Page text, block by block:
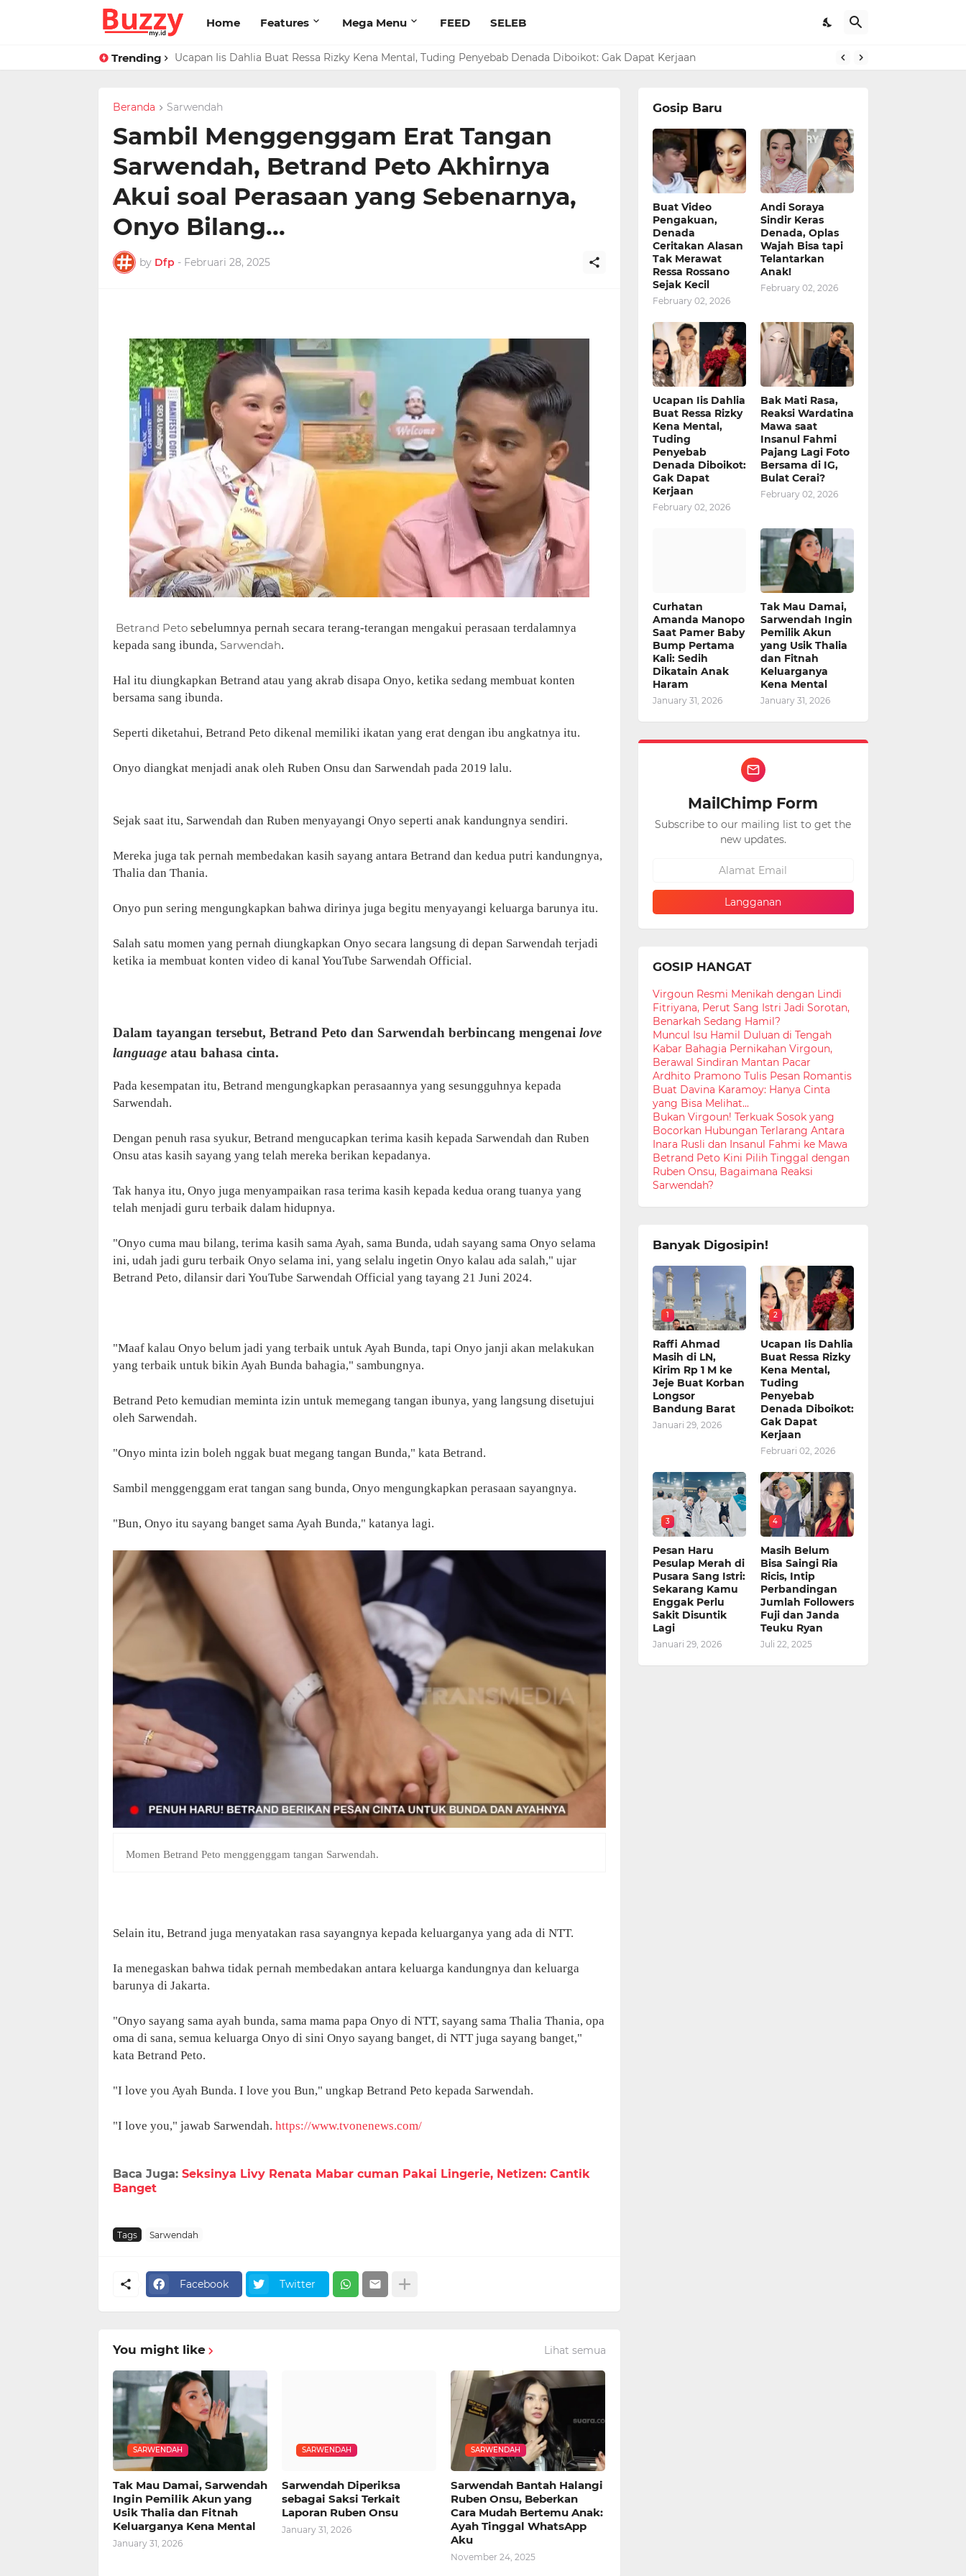
Home Features Mega Menu FEED SELEB
Trending Ucapan Iis Dahlia Buat Ressa Rizky Kena Mental, Tuding Penyebab Denada Diboikot: Gak Dapat Kerjaan
Raffi Ahmad Masih di LN, Kirim Rp 1 M ke Jeje Buat Korban Longsor Bandung Barat
Beranda Sarwendah
Sambil Menggenggam Erat Tangan
Sarwendah, Betrand Peto Akhirnya
Akui soal Perasaan yang Sebenarnya,
Onyo Bilang...
by Dfp - Februari 28, 2025
Betrand Peto sebelumnya pernah secara terang-terangan mengakui perasaan terdalamnya
kepada sang ibunda, Sarwendah.
Hal itu diungkapkan Betrand atau yang akrab disapa Onyo, ketika sedang membuat konten
bersama sang ibunda.
Seperti diketahui, Betrand Peto dikenal memiliki ikatan yang erat dengan ibu angkatnya itu.
Onyo diangkat menjadi anak oleh Ruben Onsu dan Sarwendah pada 2019 lalu.
Sejak saat itu, Sarwendah dan Ruben menyayangi Onyo seperti anak kandungnya sendiri.
Mereka juga tak pernah membedakan kasih sayang antara Betrand dan kedua putri kandungnya,
Thalia dan Thania.
Onyo pun sering mengungkapkan bahwa dirinya juga begitu menyayangi keluarga barunya itu.
Salah satu momen yang pernah diungkapkan Onyo secara langsung di depan Sarwendah terjadi
ketika ia membuat konten video di kanal YouTube Sarwendah Official.
Dalam tayangan tersebut, Betrand Peto dan Sarwendah berbincang mengenai love
language atau bahasa cinta.
Pada kesempatan itu, Betrand mengungkapkan perasaannya yang sesungguhnya kepada
Sarwendah.
Dengan penuh rasa syukur, Betrand mengucapkan terima kasih kepada Sarwendah dan Ruben
Onsu atas kasih sayang yang telah mereka berikan kepadanya.
Tak hanya itu, Onyo juga menyampaikan rasa terima kasih kepada kedua orang tuanya yang
telah menjadi guru terbaik dalam hidupnya.
"Onyo cuma mau bilang, terima kasih sama Ayah, sama Bunda, udah sayang sama Onyo selama
ini, udah jadi guru terbaik Onyo selama ini, yang selalu ingetin Onyo kalau ada salah," ujar
Betrand Peto, dilansir dari YouTube Sarwendah Official yang tayang 21 Juni 2024.
"Maaf kalau Onyo belum jadi yang terbaik untuk Ayah Bunda, tapi Onyo janji akan melakukan
yang terbaik untuk bikin Ayah Bunda bahagia," sambungnya.
Betrand Peto kemudian meminta izin untuk memegang tangan ibunya, yang langsung disetujui
oleh Sarwendah.
"Onyo minta izin boleh nggak buat megang tangan Bunda," kata Betrand.
Sambil menggenggam erat tangan sang bunda, Onyo mengungkapkan perasaan sayangnya.
"Bun, Onyo itu sayang banget sama Ayah Bunda," katanya lagi.
Momen Betrand Peto menggenggam tangan Sarwendah.
Selain itu, Betrand juga menyatakan rasa sayangnya kepada keluarganya yang ada di NTT.
Ia menegaskan bahwa tidak pernah membedakan antara keluarga kandungnya dan keluarga
barunya di Jakarta.
"Onyo sayang sama ayah bunda, sama mama papa Onyo di NTT, sayang sama Thalia Thania, opa
oma di sana, semua keluarga Onyo di sini Onyo sayang banget, di NTT juga sayang banget,"
kata Betrand Peto.
"I love you Ayah Bunda. I love you Bun," ungkap Betrand Peto kepada Sarwendah.
"I love you," jawab Sarwendah. https://www.tvonenews.com/
Baca Juga: Seksinya Livy Renata Mabar cuman Pakai Lingerie, Netizen: Cantik
Banget
Tags Sarwendah
Facebook Twitter
You might like Lihat semua
SARWENDAH
Tak Mau Damai, Sarwendah
Ingin Pemilik Akun yang
Usik Thalia dan Fitnah
Keluarganya Kena Mental
January 31, 2026
SARWENDAH
Sarwendah Diperiksa
sebagai Saksi Terkait
Laporan Ruben Onsu
January 31, 2026
SARWENDAH
Sarwendah Bantah Halangi
Ruben Onsu, Beberkan
Cara Mudah Bertemu Anak:
Ayah Tinggal WhatsApp
Aku
November 24, 2025
Gosip Baru
Buat Video
Pengakuan,
Denada
Ceritakan Alasan
Tak Merawat
Ressa Rossano
Sejak Kecil
February 02, 2026
Andi Soraya
Sindir Keras
Denada, Oplas
Wajah Bisa tapi
Telantarkan
Anak!
February 02, 2026
Ucapan Iis Dahlia
Buat Ressa Rizky
Kena Mental,
Tuding
Penyebab
Denada Diboikot:
Gak Dapat
Kerjaan
February 02, 2026
Bak Mati Rasa,
Reaksi Wardatina
Mawa saat
Insanul Fahmi
Pajang Lagi Foto
Bersama di IG,
Bulat Cerai?
February 02, 2026
Curhatan
Amanda Manopo
Saat Pamer Baby
Bump Pertama
Kali: Sedih
Dikatain Anak
Haram
January 31, 2026
Tak Mau Damai,
Sarwendah Ingin
Pemilik Akun
yang Usik Thalia
dan Fitnah
Keluarganya
Kena Mental
January 31, 2026
MailChimp Form
Subscribe to our mailing list to get the
new updates.
GOSIP HANGAT
Virgoun Resmi Menikah dengan Lindi
Fitriyana, Perut Sang Istri Jadi Sorotan,
Benarkah Sedang Hamil?
Muncul Isu Hamil Duluan di Tengah
Kabar Bahagia Pernikahan Virgoun,
Berawal Sindiran Mantan Pacar
Ardhito Pramono Tulis Pesan Romantis
Buat Davina Karamoy: Hanya Cinta
yang Bisa Melihat...
Bukan Virgoun! Terkuak Sosok yang
Bocorkan Hubungan Terlarang Antara
Inara Rusli dan Insanul Fahmi ke Mawa
Betrand Peto Kini Pilih Tinggal dengan
Ruben Onsu, Bagaimana Reaksi
Sarwendah?
Banyak Digosipin!
1
Raffi Ahmad
Masih di LN,
Kirim Rp 1 M ke
Jeje Buat Korban
Longsor
Bandung Barat
Januari 29, 2026
2
Ucapan Iis Dahlia
Buat Ressa Rizky
Kena Mental,
Tuding
Penyebab
Denada Diboikot:
Gak Dapat
Kerjaan
Februari 02, 2026
3
Pesan Haru
Pesulap Merah di
Pusara Sang Istri:
Sekarang Kamu
Enggak Perlu
Sakit Disuntik
Lagi
Januari 29, 2026
4
Masih Belum
Bisa Saingi Ria
Ricis, Intip
Perbandingan
Jumlah Followers
Fuji dan Janda
Teuku Ryan
Juli 22, 2025